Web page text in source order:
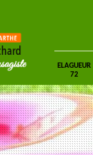
ELAGUEUR
72